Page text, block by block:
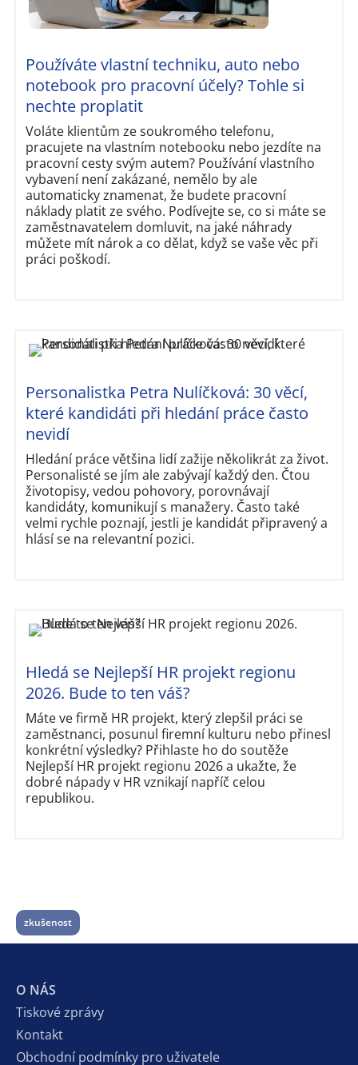
Používáte vlastní techniku, auto nebo
notebook pro pracovní účely? Tohle si
nechte proplatit
Voláte klientům ze soukromého telefonu,
pracujete na vlastním notebooku nebo jezdíte na
pracovní cesty svým autem? Používání vlastního
vybavení není zakázané, nemělo by ale
automaticky znamenat, že budete pracovní
náklady platit ze svého. Podívejte se, co si máte se
zaměstnavatelem domluvit, na jaké náhrady
můžete mít nárok a co dělat, když se vaše věc při
práci poškodí.
Personalistka Petra Nulíčková: 30 věcí,
které kandidáti při hledání práce často
nevidí
Hledání práce většina lidí zažije několikrát za život.
Personalisté se jím ale zabývají každý den. Čtou
životopisy, vedou pohovory, porovnávají
kandidáty, komunikují s manažery. Často také
velmi rychle poznají, jestli je kandidát připravený a
hlásí se na relevantní pozici.
Hledá se Nejlepší HR projekt regionu
2026. Bude to ten váš?
Máte ve firmě HR projekt, který zlepšil práci se
zaměstnanci, posunul firemní kulturu nebo přinesl
konkrétní výsledky? Přihlaste ho do soutěže
Nejlepší HR projekt regionu 2026 a ukažte, že
dobré nápady v HR vznikají napříč celou
republikou.
zkušenost
O NÁS
Tiskové zprávy
Kontakt
Obchodní podmínky pro uživatele